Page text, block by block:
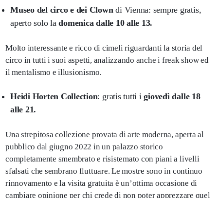
Museo del circo e dei Clown di Vienna: sempre gratis,
aperto solo ladomenica dalle 10 alle 13.
Molto interessante e ricco di cimeli riguardanti la storia del
circo in tutti i suoi aspetti, analizzando anche i freak show ed
il mentalismo e illusionismo.
Heidi Horten Collection: gratis tutti igiovedì dalle 18
alle 21.
Una strepitosa collezione provata di arte moderna, aperta al
pubblico dal giugno 2022 in un palazzo storico
completamente smembrato e risistemato con piani a livelli
sfalsati che sembrano fluttuare. Le mostre sono in continuo
rinnovamento e la visita gratuita è un’ottima occasione di
cambiare opinione per chi crede di non poter apprezzare quel